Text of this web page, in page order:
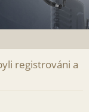
registrováni a